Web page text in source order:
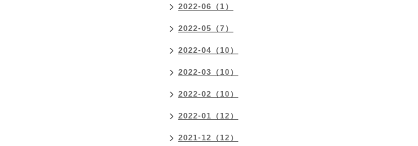
2022-06（1）
2022-05（7）
2022-04（10）
2022-03（10）
2022-02（10）
2022-01（12）
2021-12（12）